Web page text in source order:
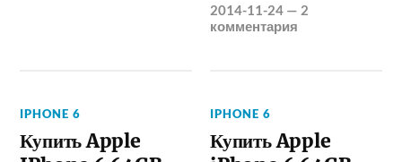
2014-11-24 — 2
комментария
IPHONE 6
Купить Apple
IPHONE 6
Купить Apple